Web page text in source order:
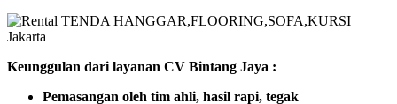
Keunggulan dari layanan CV Bintang Jaya :
Pemasangan oleh tim ahli, hasil rapi, tegak